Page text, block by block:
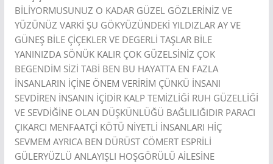
BİLİYORMUSUNUZ O KADAR GÜZEL GÖZLERİNİZ VE
YÜZÜNÜZ VARKİ ŞU GÖKYÜZÜNDEKİ YILDIZLAR AY VE
GÜNEŞ BİLE ÇİÇEKLER VE DEGERLİ TAŞLAR BİLE
YANINIZDA SÖNÜK KALIR ÇOK GÜZELSİNİZ ÇOK
BEGENDİM SİZİ TABİ BEN BU HAYATTA EN FAZLA
İNSANLARIN İÇİNE ÖNEM VERİRİM ÇÜNKÜ İNSANI
SEVDİREN İNSANIN İÇİDİR KALP TEMİZLİĞİ RUH GÜZELLİĞİ
VE SEVDİĞİNE OLAN DÜŞKÜNLÜĞÜ BAĞLILIĞIDIR PARACI
ÇIKARCI MENFAATÇİ KÖTÜ NİYETLİ İNSANLARI HİÇ
SEVMEM AYRICA BEN DÜRÜST CÖMERT ESPRİLİ
GÜLERYÜZLÜ ANLAYIŞLI HOŞGÖRÜLÜ AİLESİNE